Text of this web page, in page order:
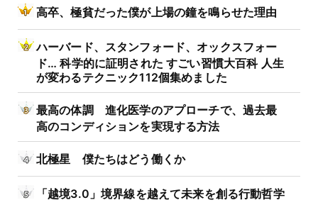
高卒、極貧だった僕が上場の鐘を鳴らせた理由
ハーバード、スタンフォード、オックスフォー
ド… 科学的に証明された すごい習慣大百科 人生
が変わるテクニック112個集めました
最高の体調 進化医学のアプローチで、過去最
高のコンディションを実現する方法
北極星 僕たちはどう働くか
「越境3.0」境界線を越えて未来を創る行動哲学